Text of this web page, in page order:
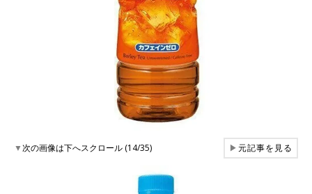
▼次の画像は下へスクロール (14/35) ▶元記事を見る